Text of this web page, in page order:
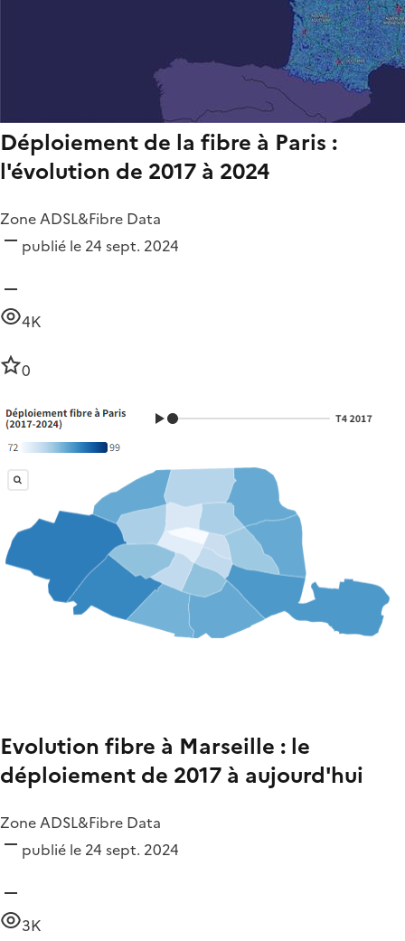
Déploiement de la fibre à Paris :
l'évolution de 2017 à 2024
Zone ADSL&Fibre Data
publié le 24 sept. 2024
4K
0
Evolution fibre à Marseille : le
déploiement de 2017 à aujourd'hui
Zone ADSL&Fibre Data
publié le 24 sept. 2024
3K